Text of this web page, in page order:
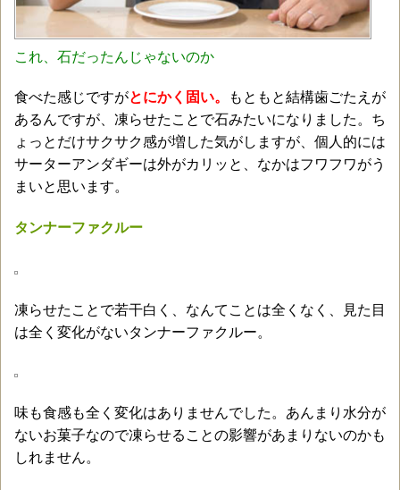
これ、石だったんじゃないのか
食べた感じですがとにかく固い。
もともと結構歯ごたえが
あるんですが、凍らせたことで石みたいになりました。ち
ょっとだけサクサク感が増した気がしますが、個人的には
サーターアンダギーは外がカリッと、なかはフワフワがう
まいと思います。
タンナーファクルー
凍らせたことで若干白く、なんてことは全くなく、見た目
は全く変化がないタンナーファクルー。
味も食感も全く変化はありませんでした。あんまり水分が
ないお菓子なので凍らせることの影響があまりないのかも
しれません。